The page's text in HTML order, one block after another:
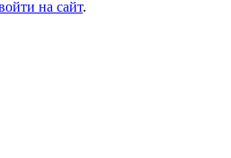
на сайт.